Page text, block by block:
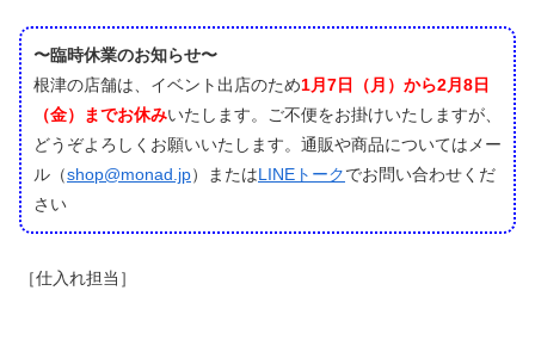
〜臨時休業のお知らせ〜
根津の店舗は、イベント出店のため1月7日（月）から2月8日
（金）までお休みいたします。ご不便をお掛けいたしますが、
どうぞよろしくお願いいたします。通販や商品についてはメー
ル（shop@monad.jp）またはLINEトークでお問い合わせくだ
さい
［仕入れ担当］